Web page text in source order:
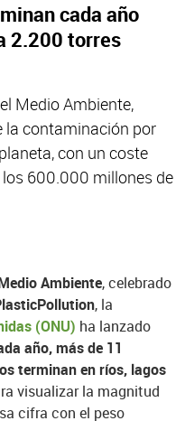
cada año
2.200 torres
Medio Ambiente,
la contaminación por
con un coste
600.000 millones de
Ambiente, celebrado
, la
(ONU) ha lanzado
año, más de 11
terminan en ríos, lagos
visualizar la magnitud
cifra con el peso